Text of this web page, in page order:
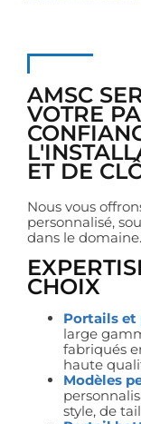
AMSC
VOTRE
ET DE
Nous vous
personnalisé,
dans le domaine.
CHOIX
Portails
large
fabriqués
haute
Modèles
style, de